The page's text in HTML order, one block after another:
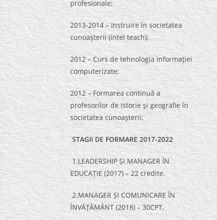
profesionale;
2013-2014 – Instruire în societatea
cunoaşterii (intel teach);
2012 – Curs de tehnologia informaţiei
computerizate;
2012 – Formarea continuă a
profesorilor de istorie şi geografie în
societatea cunoaşterii;
STAGII DE FORMARE 2017-2022
1.LEADERSHIP ȘI MANAGER ÎN
EDUCAȚIE (2017) – 22 credite.
2.MANAGER ȘI COMUNICARE ÎN
ÎNVĂȚĂMÂNT (2018) – 30CPT.